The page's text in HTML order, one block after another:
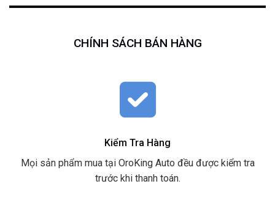
CHÍNH SÁCH BÁN HÀNG
Kiểm Tra Hàng
Mọi sản phẩm mua tại OroKing Auto đều được kiểm tra
trước khi thanh toán.